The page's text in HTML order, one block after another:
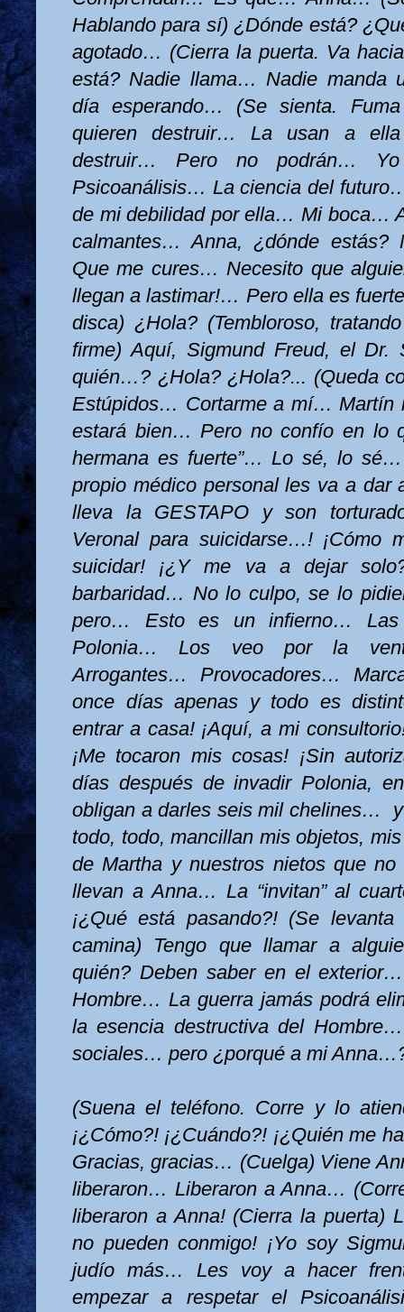
Hablando para sí) ¿Dónde está?
agotado… (Cierra la puerta. Va
está? Nadie llama… Nadie manda
día esperando… (Se sienta.
quieren destruir… La usan a
destruir… Pero no podrán…
Psicoanálisis… La ciencia del
de mi debilidad por ella… Mi boca…
calmantes… Anna, ¿dónde estás?
Que me cures… Necesito que
llegan a lastimar!… Pero ella es
disca) ¿Hola? (Tembloroso,
firme) Aquí, Sigmund Freud, el Dr.
quién…? ¿Hola? ¿Hola?... (Queda
Estúpidos… Cortarme a mí… Martín
estará bien… Pero no confío en lo
hermana es fuerte”… Lo sé, lo sé…
propio médico personal les va a dar
lleva la GESTAPO y son
Veronal para suicidarse…! ¡Cómo
suicidar! ¡¿Y me va a dejar
barbaridad… No lo culpo, se lo
pero… Esto es un infierno… Las
Polonia… Los veo por la
Arrogantes… Provocadores…
once días apenas y todo es
entrar a casa! ¡Aquí, a mi
¡Me tocaron mis cosas! ¡Sin
días después de invadir Polonia,
obligan a darles seis mil chelines…
todo, todo, mancillan mis objetos,
de Martha y nuestros nietos que
llevan a Anna… La “invitan” al
¡¿Qué está pasando?! (Se
camina) Tengo que llamar a
quién? Deben saber en el
Hombre… La guerra jamás podrá
la esencia destructiva del
sociales… pero ¿porqué a mi
(Suena el teléfono. Corre y lo
¡¿Cómo?! ¡¿Cuándo?! ¡¿Quién me
Gracias, gracias… (Cuelga) Viene
liberaron… Liberaron a Anna…
liberaron a Anna! (Cierra la puerta)
no pueden conmigo! ¡Yo soy
judío más… Les voy a hacer
empezar a respetar el